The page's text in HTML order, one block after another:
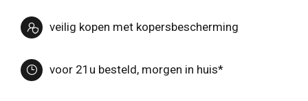
veilig kopen met kopersbescherming
voor 21u besteld, morgen in huis*